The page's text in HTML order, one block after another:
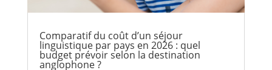
Comparatif du coût d’un séjour
linguistique par pays en 2026 : quel
budget prévoir selon la destination
anglophone ?